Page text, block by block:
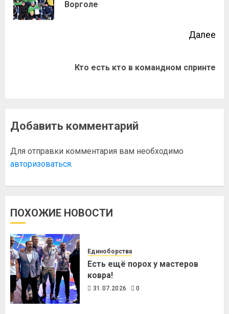
Ворголе
Далее
Кто есть кто в командном спринте
Добавить комментарий
Для отправки комментария вам необходимо
авторизоваться.
ПОХОЖИЕ НОВОСТИ
Единоборства
Есть ещё порох у мастеров
ковра!
31.07.2026 0